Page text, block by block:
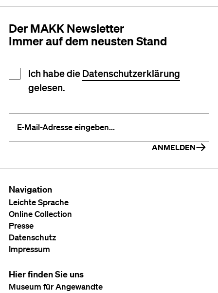
Der MAKK Newsletter
Immer auf dem neusten Stand
Newsletter Anmeldung
Ich habe die Datenschutzerklärung
gelesen.
ANMELDEN
Navigation
Leichte Sprache
Online Collection
Presse
Datenschutz
Impressum
Hier finden Sie uns
Museum für Angewandte